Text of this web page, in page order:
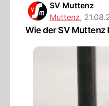
SV Muttenz
Muttenz,
Wie der SV Muttenz